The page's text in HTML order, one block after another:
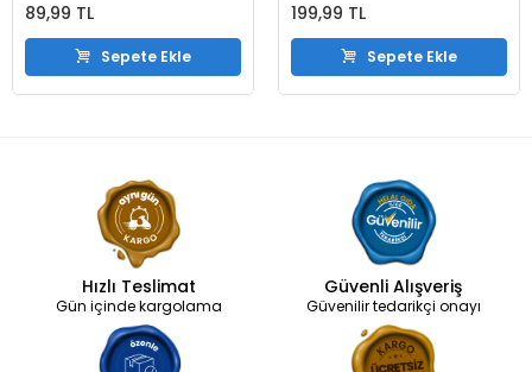
89,99 TL
Sepete Ekle
199,99 TL
Sepete Ekle
Hızlı Teslimat
Gün içinde kargolama
Güvenli Alışveriş
Güvenilir tedarikçi onayı